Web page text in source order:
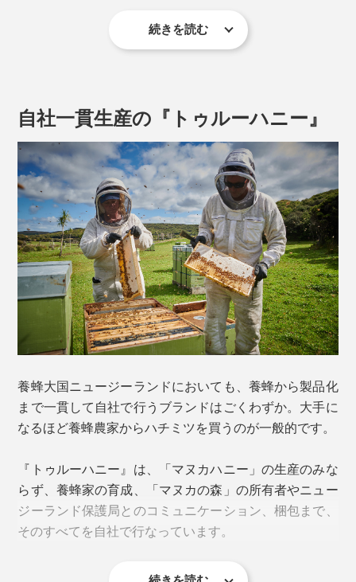
なぜなら、マヌカの蜜は他に比べて重く、他の花が咲い
ているとミツバチが軽い方を選んでしまうから。ピュア
な「マヌカハニー」を作るためには、広大な「マヌカの
森」が必要なのです。
限られた場所で、限られた期間にしか採取することので
きない「マヌカハニー」。希少価値が高く、他のハチミ
ツよりも高額である理由のひとつが、ここにあります。
本品は「UMF 11」。これはフェノール11％希釈液と同
等という意味。一般的に、医療用のフェノー液は2〜5％
「MGO」は、天然の抗菌活性成分「メチルグリオキサ
ール」のこと。他のハチミツにはほとんど含まれないマ
ヌカ特有の成分で、熱や酵素に強く、高い抗菌力を持つ
ことで知られています。
本品の「MGO300+」という表記は、1kgあたり300mg
以上のメチルグリオキサールが含まれているということ
を意味します。
マヌカハニー選びの目安
MGO300+〜1250＋の5種類を比べると、数字が高くな
感じ方には個人差がありますが、MGO1000以上は喉に
ピリピリとした刺激や苦味を感じる場合もあります。
1日の目安は、ティースプーン１杯を1〜3回程度。その
まま食べるのが基本。
「マヌカハニー」のパワーを最大化したい場合は、朝起
に届いて、吸収率もアップ。
続きを読む
自社一貫生産の『トゥルーハニー』
養蜂大国ニュージーランドにおいても、養蜂から製品化
まで一貫して自社で行うブランドはごくわずか。大手に
なるほど養蜂農家からハチミツを買うのが一般的です。
『トゥルーハニー』は、「マヌカハニー」の生産のみな
らず、養蜂家の育成、「マヌカの森」の所有者やニュー
ジーランド保護局とのコミュニケーション、梱包まで、
そのすべてを自社で行なっています。